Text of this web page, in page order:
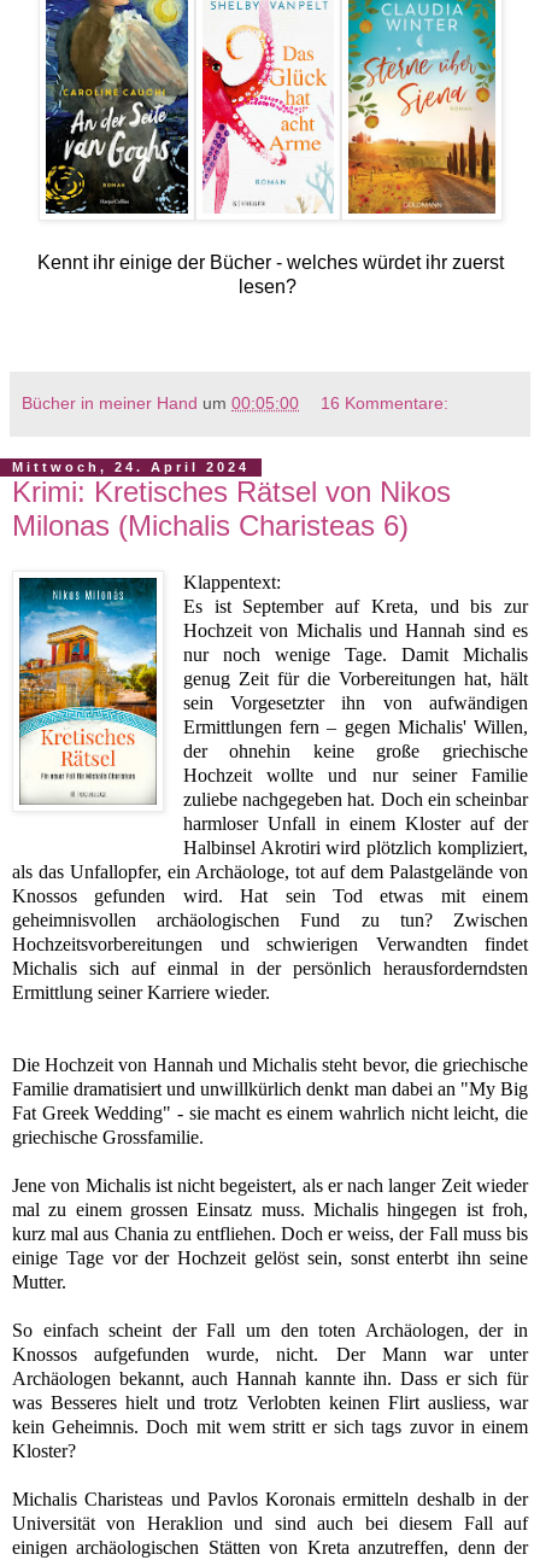
Kennt ihr einige der Bücher - welches würdet ihr zuerst
lesen?
Bücher in meiner Hand um 00:05:00 16 Kommentare:
Mittwoch, 24. April 2024
Krimi: Kretisches Rätsel von Nikos
Milonas (Michalis Charisteas 6)
Klappentext:
Es ist September auf Kreta, und bis zur
Hochzeit von Michalis und Hannah sind es
nur noch wenige Tage. Damit Michalis
genug Zeit für die Vorbereitungen hat, hält
sein Vorgesetzter ihn von aufwändigen
Ermittlungen fern – gegen Michalis' Willen,
der ohnehin keine große griechische
Hochzeit wollte und nur seiner Familie
zuliebe nachgegeben hat. Doch ein scheinbar
harmloser Unfall in einem Kloster auf der
Halbinsel Akrotiri wird plötzlich kompliziert,
als das Unfallopfer, ein Archäologe, tot auf dem Palastgelände von
Knossos gefunden wird. Hat sein Tod etwas mit einem
geheimnisvollen archäologischen Fund zu tun? Zwischen
Hochzeitsvorbereitungen und schwierigen Verwandten findet
Michalis sich auf einmal in der persönlich herausforderndsten
Ermittlung seiner Karriere wieder.
Die Hochzeit von Hannah und Michalis steht bevor, die griechische
Familie dramatisiert und unwillkürlich denkt man dabei an "My Big
Fat Greek Wedding" - sie macht es einem wahrlich nicht leicht, die
griechische Grossfamilie.
Jene von Michalis ist nicht begeistert, als er nach langer Zeit wieder
mal zu einem grossen Einsatz muss. Michalis hingegen ist froh,
kurz mal aus Chania zu entfliehen. Doch er weiss, der Fall muss bis
einige Tage vor der Hochzeit gelöst sein, sonst enterbt ihn seine
Mutter.
So einfach scheint der Fall um den toten Archäologen, der in
Knossos aufgefunden wurde, nicht. Der Mann war unter
Archäologen bekannt, auch Hannah kannte ihn. Dass er sich für
was Besseres hielt und trotz Verlobten keinen Flirt ausliess, war
kein Geheimnis. Doch mit wem stritt er sich tags zuvor in einem
Kloster?
Michalis Charisteas und Pavlos Koronais ermitteln deshalb in der
Universität von Heraklion und sind auch bei diesem Fall auf
einigen archäologischen Stätten von Kreta anzutreffen, denn der